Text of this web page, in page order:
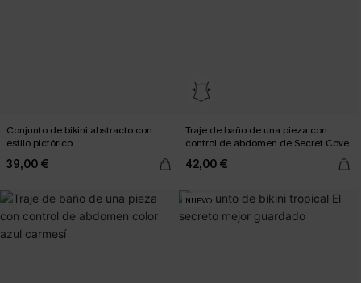
Conjunto de bikini abstracto con
estilo pictórico
39,00 €
Traje de baño de una pieza con
control de abdomen de Secret Cove
42,00 €
NUEVO